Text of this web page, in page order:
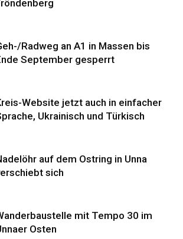
Radweg an A1 in Massen bis
September gesperrt
Website jetzt auch in einfacher
Ukrainisch und Türkisch
auf dem Ostring in Unna
sich
mit Tempo 30 im
Osten